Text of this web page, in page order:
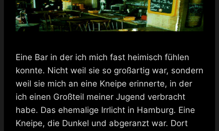
Eine Bar in der ich mich fast heimisch fühlen
konnte. Nicht weil sie so großartig war, sondern
weil sie mich an eine Kneipe erinnerte, in der
ich einen Großteil meiner Jugend verbracht
habe. Das ehemalige Irrlicht in Hamburg. Eine
Kneipe, die Dunkel und abgeranzt war. Dort